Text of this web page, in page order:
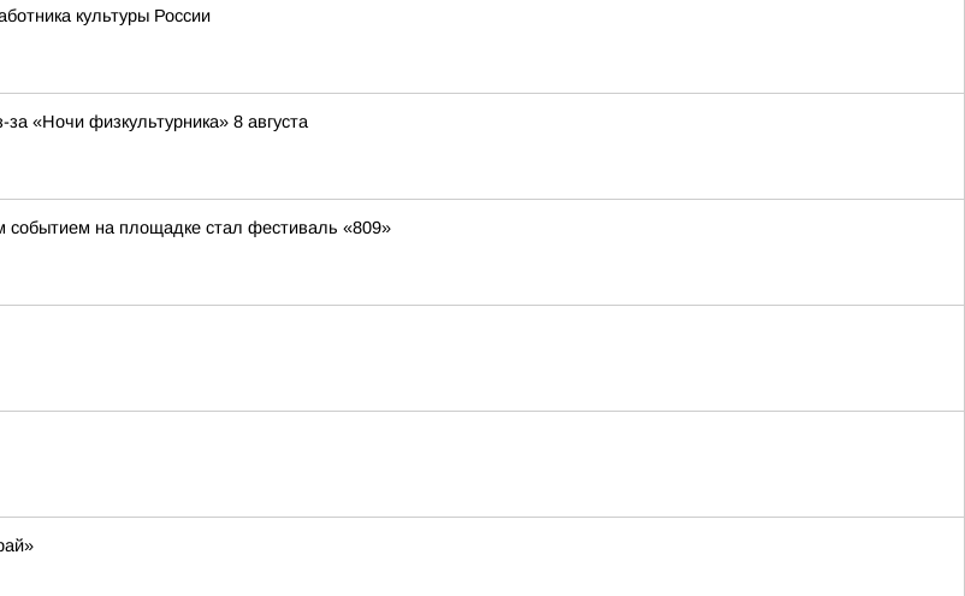
культуры России
«Ночи физкультурника» 8 августа
событием на площадке стал фестиваль «809»